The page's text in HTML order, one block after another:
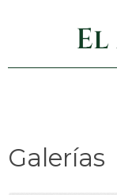
Galerías